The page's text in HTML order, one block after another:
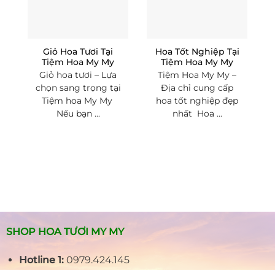
Giỏ Hoa Tươi Tại
Tiệm Hoa My My
Giỏ hoa tươi – Lựa
chọn sang trọng tại
Tiệm hoa My My
Nếu bạn ...
Hoa Tốt Nghiệp Tại
Tiệm Hoa My My
Tiệm Hoa My My –
Địa chỉ cung cấp
hoa tốt nghiệp đẹp
nhất Hoa ...
SHOP HOA TƯƠI MY MY
Hotline 1:0979.424.145